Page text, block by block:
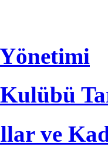
ve